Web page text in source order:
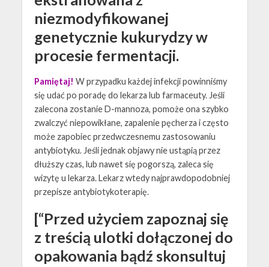
niezmodyfikowanej
genetycznie kukurydzy w
procesie fermentacji.
Pamiętaj! W przypadku każdej infekcji powinniśmy
się udać po poradę do lekarza lub farmaceuty. Jeśli
zalecona zostanie D-mannoza, pomoże ona szybko
zwalczyć niepowikłane, zapalenie pęcherza i często
może zapobiec przedwczesnemu zastosowaniu
antybiotyku. Jeśli jednak objawy nie ustąpią przez
dłuższy czas, lub nawet się pogorszą, zaleca się
wizytę u lekarza. Lekarz wtedy najprawdopodobniej
przepisze antybiotykoterapię.
[“Przed użyciem zapoznaj się
z treścią ulotki dołączonej do
opakowania bądź skonsultuj